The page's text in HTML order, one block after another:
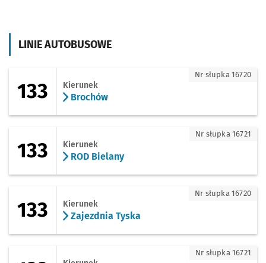
LINIE AUTOBUSOWE
133 Kierunek
Brochów
Nr słupka 16720
133 Kierunek
ROD Bielany
Nr słupka 16721
133 - kierunek Zajezdnia Tyska
133 Kierunek
Zajezdnia Tyska
Nr słupka 16720
Nr słupka 16721